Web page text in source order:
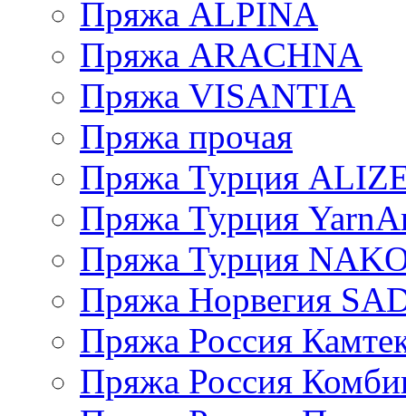
Пряжа ALPINA
Пряжа ARACHNA
Пряжа VISANTIA
Пряжа прочая
Пряжа Турция
Пряжа Турция
Пряжа Турция
Пряжа Норвегия
Пряжа Россия
Пряжа Россия